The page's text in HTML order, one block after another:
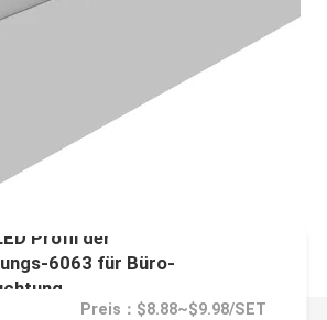
Profil der
6063 für Büro-
Preis：$8.88~$9.98/SET